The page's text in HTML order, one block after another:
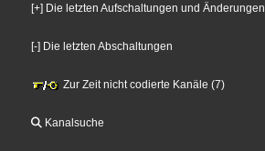
[+] Die letzten Aufschaltungen und Änderungen
[-] Die letzten Abschaltungen
Zur Zeit nicht codierte Kanäle (7)
Kanalsuche